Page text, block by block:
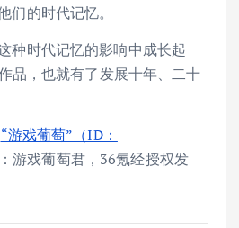
们的时代记忆。
种时代记忆的影响中成长起
品，也就有了发展十年、二十
“游戏葡萄”（ID：
游戏葡萄君，36氪经授权发